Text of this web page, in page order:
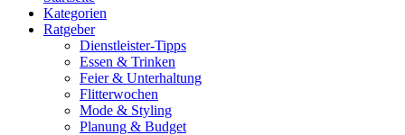
Kategorien
Ratgeber
Dienstleister-Tipps
Essen & Trinken
Feier & Unterhaltung
Flitterwochen
Mode & Styling
Planung & Budget